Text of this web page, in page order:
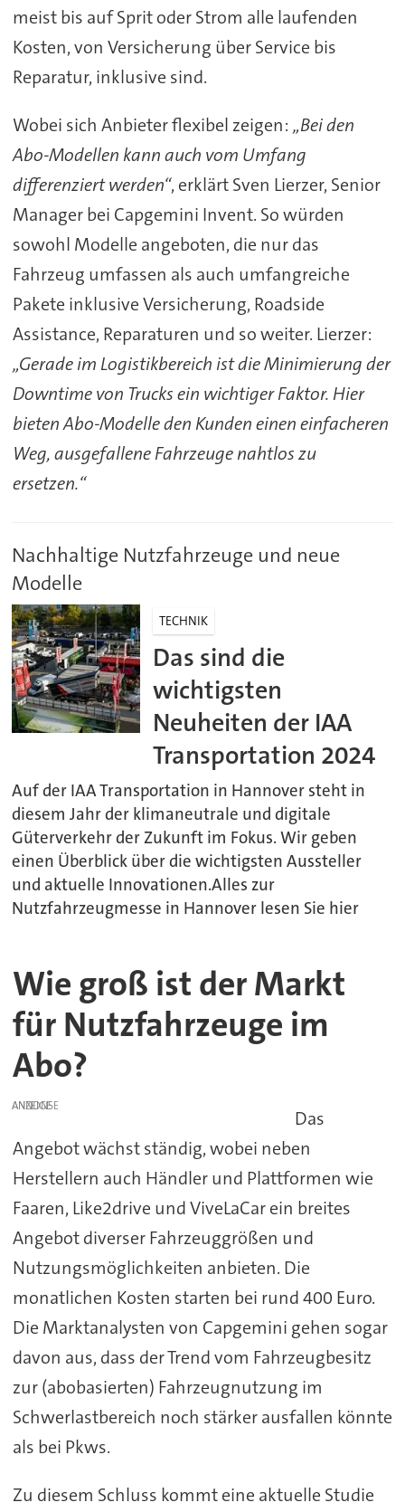
meist bis auf Sprit oder Strom alle laufenden
Kosten, von Versicherung über Service bis
Reparatur, inklusive sind.
Wobei sich Anbieter flexibel zeigen: „Bei den
Abo-Modellen kann auch vom Umfang
differenziert werden“, erklärt Sven Lierzer, Senior
Manager bei Capgemini Invent. So würden
sowohl Modelle angeboten, die nur das
Fahrzeug umfassen als auch umfangreiche
Pakete inklusive Versicherung, Roadside
Assistance, Reparaturen und so weiter. Lierzer:
„Gerade im Logistikbereich ist die Minimierung der
Downtime von Trucks ein wichtiger Faktor. Hier
bieten Abo-Modelle den Kunden einen einfacheren
Weg, ausgefallene Fahrzeuge nahtlos zu
ersetzen.“
Nachhaltige Nutzfahrzeuge und neue
Modelle
TECHNIK
Das sind die
wichtigsten
Neuheiten der IAA
Transportation 2024
Auf der IAA Transportation in Hannover steht in
diesem Jahr der klimaneutrale und digitale
Güterverkehr der Zukunft im Fokus. Wir geben
einen Überblick über die wichtigsten Aussteller
und aktuelle Innovationen.Alles zur
Nutzfahrzeugmesse in Hannover lesen Sie hier
Wie groß ist der Markt
für Nutzfahrzeuge im
Abo?
ANZEIGE
Das
Angebot wächst ständig, wobei neben
Herstellern auch Händler und Plattformen wie
Faaren, Like2drive und ViveLaCar ein breites
Angebot diverser Fahrzeuggrößen und
Nutzungsmöglichkeiten anbieten. Die
monatlichen Kosten starten bei rund 400 Euro.
Die Marktanalysten von Capgemini gehen sogar
davon aus, dass der Trend vom Fahrzeugbesitz
zur (abobasierten) Fahrzeugnutzung im
Schwerlastbereich noch stärker ausfallen könnte
als bei Pkws.
Zu diesem Schluss kommt eine aktuelle Studie